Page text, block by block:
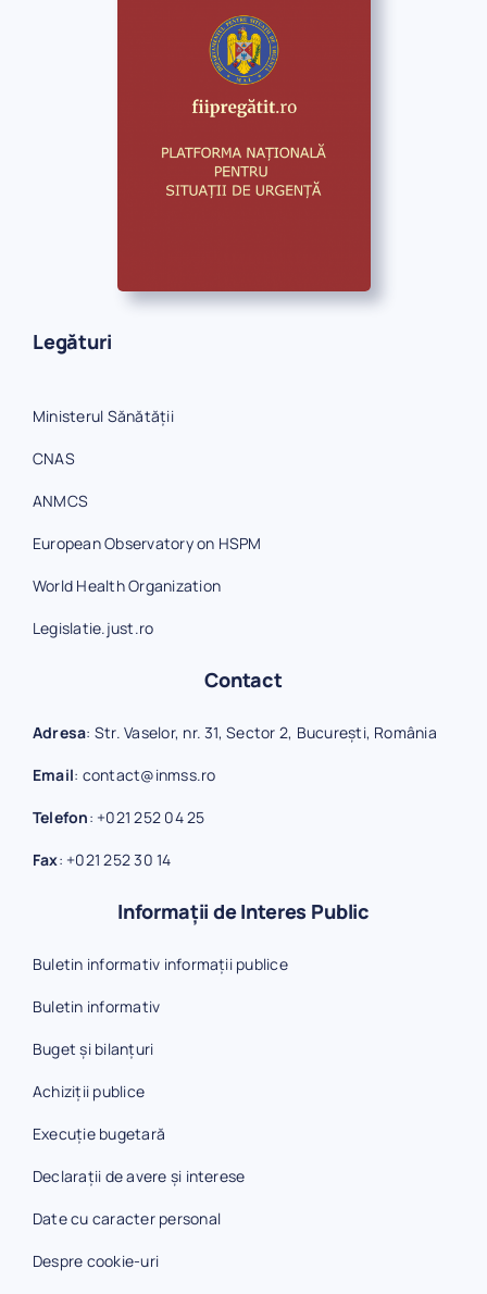
Legături
Ministerul Sănătății
CNAS
ANMCS
European Observatory on HSPM
World Health Organization
Legislatie.just.ro
Contact
Adresa: Str. Vaselor, nr. 31, Sector 2, București, România
Email: contact@inmss.ro
Telefon: +021 252 04 25
Fax: +021 252 30 14
Informații de Interes Public
Buletin informativ informații publice
Buletin informativ
Buget și bilanțuri
Achiziții publice
Execuție bugetară
Declarații de avere și interese
Date cu caracter personal
Despre cookie-uri